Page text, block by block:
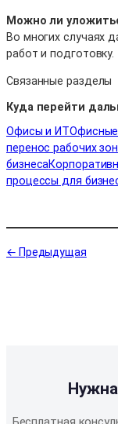
Можно ли
Во многих случаях
работ и подготовку.
Связанные разделы
Куда перейти
Офисы и ИТОфисные
перенос рабочих
бизнеса
процессы для
← Предыдущая